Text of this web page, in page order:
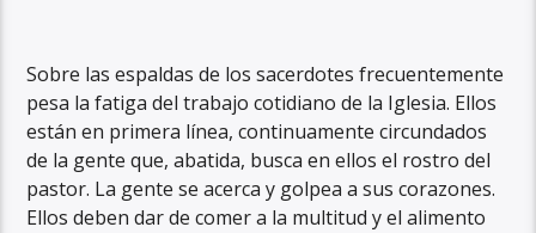
Sobre las espaldas de los sacerdotes frecuentemente
pesa la fatiga del trabajo cotidiano de la Iglesia. Ellos
están en primera línea, continuamente circundados
de la gente que, abatida, busca en ellos el rostro del
pastor. La gente se acerca y golpea a sus corazones.
Ellos deben dar de comer a la multitud y el alimento